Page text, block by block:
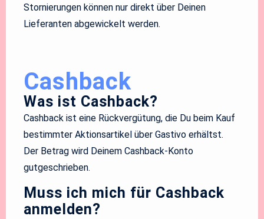
Stornierungen können nur direkt über Deinen
Lieferanten abgewickelt werden.
Cashback
Was ist Cashback?
Cashback ist eine Rückvergütung, die Du beim Kauf
bestimmter Aktionsartikel über Gastivo erhältst.
Der Betrag wird Deinem Cashback-Konto
gutgeschrieben.
Muss ich mich für Cashback
anmelden?